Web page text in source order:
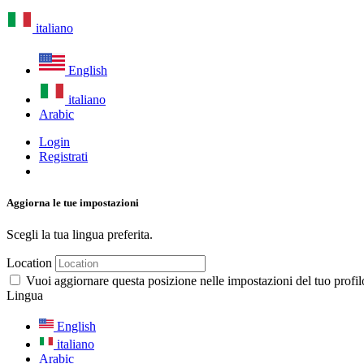
italiano
English
italiano
Arabic
Login
Registrati
Aggiorna le tue impostazioni
Scegli la tua lingua preferita.
Location
Vuoi aggiornare questa posizione nelle impostazioni del tuo
Lingua
English
italiano
Arabic